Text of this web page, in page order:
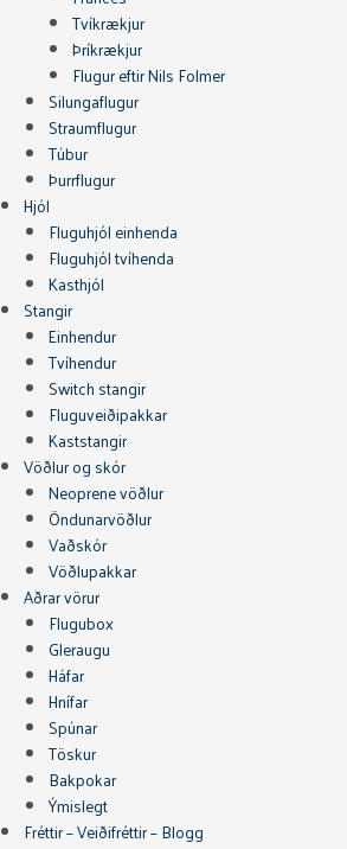
Tvíkrækjur
Þríkrækjur
Flugur eftir Nils Folmer
Silungaflugur
Straumflugur
Túbur
Þurrflugur
Hjól
Fluguhjól einhenda
Fluguhjól tvíhenda
Kasthjól
Stangir
Einhendur
Tvíhendur
Switch stangir
Fluguveiðipakkar
Kaststangir
Vöðlur og skór
Neoprene vöðlur
Öndunarvöðlur
Vaðskór
Vöðlupakkar
Aðrar vörur
Flugubox
Gleraugu
Háfar
Hnífar
Spúnar
Töskur
Bakpokar
Ýmislegt
Fréttir – Veiðifréttir – Blogg